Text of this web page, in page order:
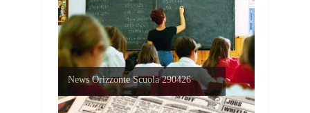
News Orizzonte Scuola 290426